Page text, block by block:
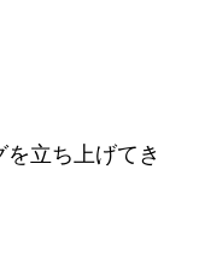
立ち上げてき